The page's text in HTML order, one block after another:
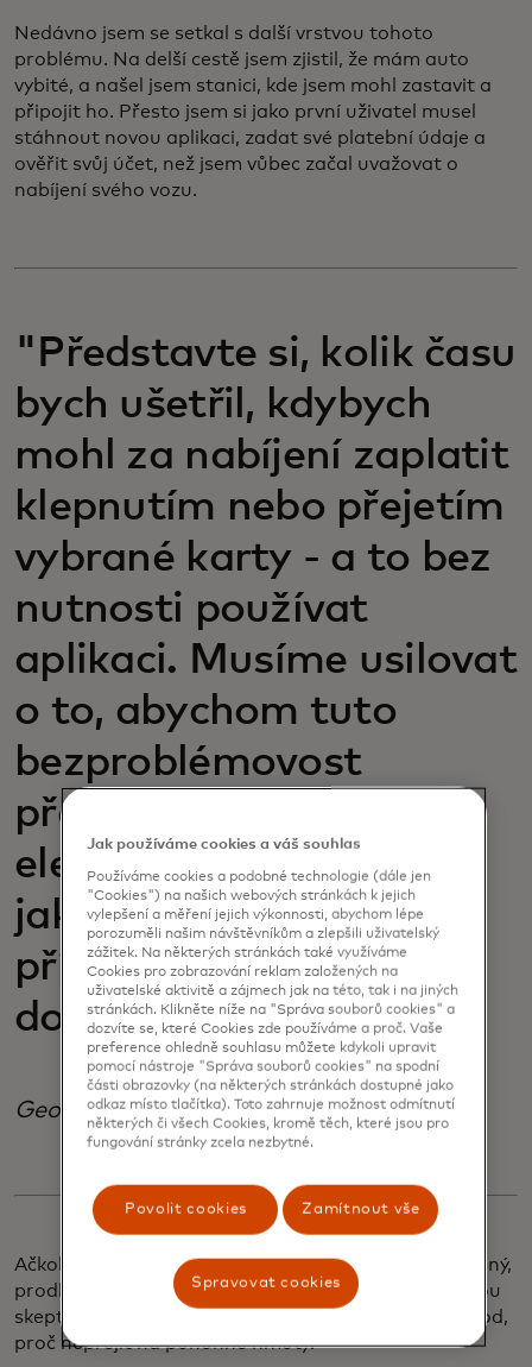
Nedávno jsem se setkal s další vrstvou tohoto
problému. Na delší cestě jsem zjistil, že mám auto
vybité, a našel jsem stanici, kde jsem mohl zastavit a
připojit ho. Přesto jsem si jako první uživatel musel
stáhnout novou aplikaci, zadat své platební údaje a
ověřit svůj účet, než jsem vůbec začal uvažovat o
nabíjení svého vozu.
"Představte si, kolik času
bych ušetřil, kdybych
mohl za nabíjení zaplatit
klepnutím nebo přejetím
vybrané karty - a to bez
nutnosti používat
aplikaci. Musíme usilovat
o to, abychom tuto
bezproblémovost
přenesli i na
elektromobily, stejně
jako se to podařilo v
případě veřejné
dopravy."
George Simon
Ačkoli každý z těchto kroků byl samostatně jen drobný,
prodloužil mi cestu a představuje třecí plochu, kterou
skeptici vůči elektromobilům často uvádějí jako důvod,
proč nepřejít na pohonné hmoty.
Jak používáme cookies a váš souhlas
Používáme cookies a podobné technologie (dále jen
"Cookies") na našich webových stránkách k jejich
vylepšení a měření jejich výkonnosti, abychom lépe
porozuměli našim návštěvníkům a zlepšili uživatelský
zážitek. Na některých stránkách také využíváme
Cookies pro zobrazování reklam založených na
uživatelské aktivitě a zájmech jak na této, tak i na jiných
stránkách. Klikněte níže na "Správa souborů cookies" a
dozvíte se, které Cookies zde používáme a proč. Vaše
preference ohledně souhlasu můžete kdykoli upravit
pomocí nástroje "Správa souborů cookies" na spodní
části obrazovky (na některých stránkách dostupné jako
odkaz místo tlačítka). Toto zahrnuje možnost odmítnutí
některých či všech Cookies, kromě těch, které jsou pro
fungování stránky zcela nezbytné.
Povolit cookies Zamítnout vše
Spravovat cookies